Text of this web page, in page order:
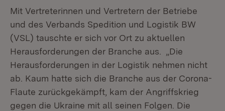
Mit Vertreterinnen und Vertretern der Betriebe
und des Verbands Spedition und Logistik BW
(VSL) tauschte er sich vor Ort zu aktuellen
Herausforderungen der Branche aus. „Die
Herausforderungen in der Logistik nehmen nicht
ab. Kaum hatte sich die Branche aus der Corona-
Flaute zurückgekämpft, kam der Angriffskrieg
gegen die Ukraine mit all seinen Folgen. Die